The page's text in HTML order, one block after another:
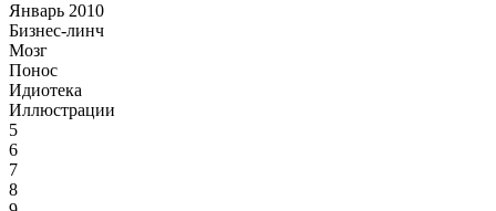
Январь 2010
Бизнес-линч
Мозг
Понос
Идиотека
Иллюстрации
5
6
7
8